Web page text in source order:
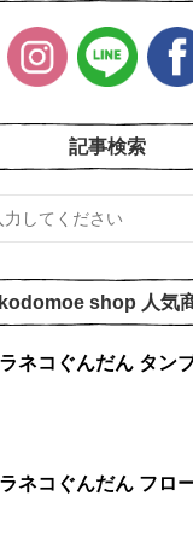
記事検索
kodomoe shop 人気
ノラネコ